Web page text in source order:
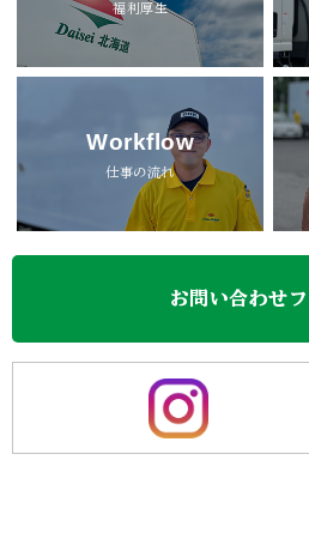
福利厚生
Workflow
仕事の流れ
お問い合わせ